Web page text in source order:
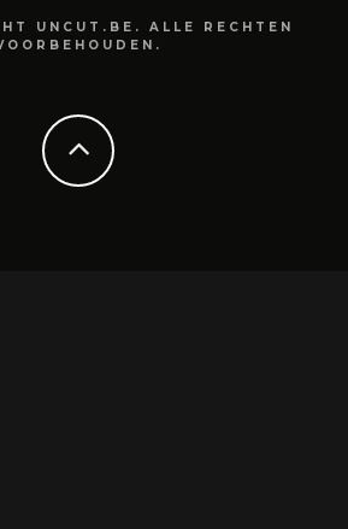
UNCUT.BE. ALLE RECHTEN